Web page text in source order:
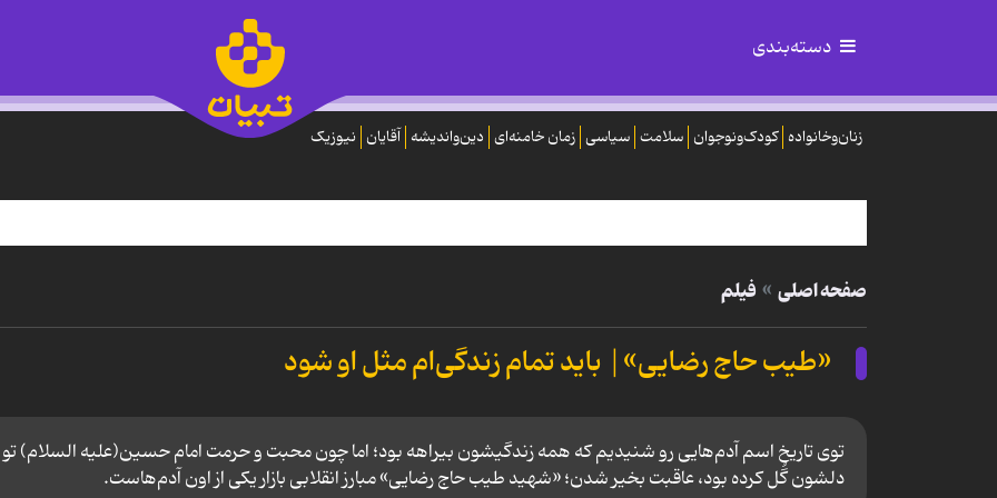
دسته‌بندی
زنان‌وخانواده کودک‌ونوجوان سلامت سیاسی زمان خامنه‌ای دین‌واندیشه آقایان نیوزیک
صفحه اصلی فیلم
«طیب حاج رضایی»| باید تمام زندگی‌ام مثل او شود
توی تاریخ اسم آدم‌هایی رو شنیدیم که همه زندگیشون بیراهه بود؛ اما چون محبت و حرمت امام حسین(علیه السلام) تو
دلشون گُل کرده بود، عاقبت بخیر شدن؛ «شهید طیب حاج رضایی» مبارز انقلابی بازار یکی از اون آدم‌هاست.